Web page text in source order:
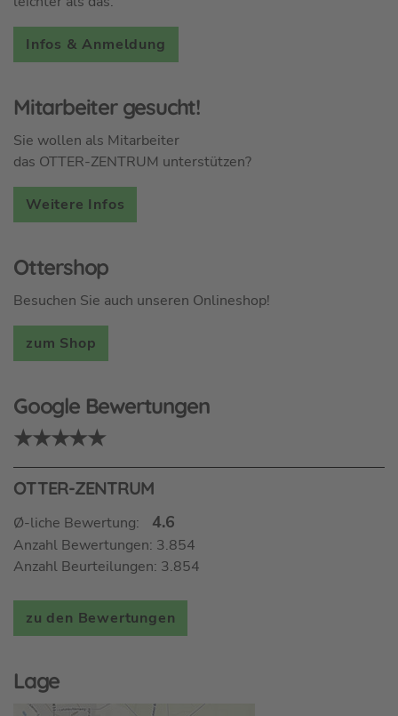
Infos & Anmeldung
Mitarbeiter gesucht!
Sie wollen als Mitarbeiter
das OTTER-ZENTRUM unterstützen?
Weitere Infos
Ottershop
Besuchen Sie auch unseren Onlineshop!
zum Shop
Google Bewertungen
★★★★★
OTTER-ZENTRUM
Ø-liche Bewertung: 4.6
Anzahl Bewertungen: 3.854
Anzahl Beurteilungen: 3.854
zu den Bewertungen
Lage